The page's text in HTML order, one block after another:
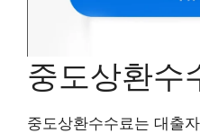
중도상환수
중도상환수수료는 대출